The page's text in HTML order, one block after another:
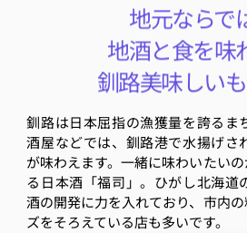
地元ならで
地酒と食を味
釧路美味しい
釧路は日本屈指の漁獲量を誇るま
酒屋などでは、釧路港で水揚げさ
が味わえます。一緒に味わいたい
る日本酒「福司」。ひがし北海道
酒の開発に力を入れており、市内
ズをそろえている店も多いです。